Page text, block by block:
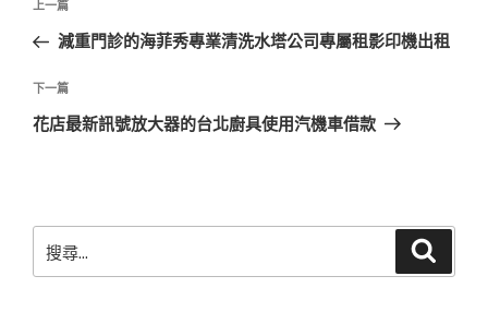
導
覽
上
一
文
章
上一篇
減重門診的海菲秀專業清洗水塔公司專屬租影印機出租
下
一
下一篇
花店最新訊號放大器的台北廚具使用汽機車借款
尋